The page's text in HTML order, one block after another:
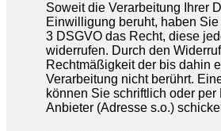
Soweit die Verarbeitung Ihrer
Einwilligung beruht, haben Sie
3 DSGVO das Recht, diese
widerrufen. Durch den
Rechtmäßigkeit der bis dahin
Verarbeitung nicht berührt.
können Sie schriftlich oder per
Anbieter (Adresse s.o.)